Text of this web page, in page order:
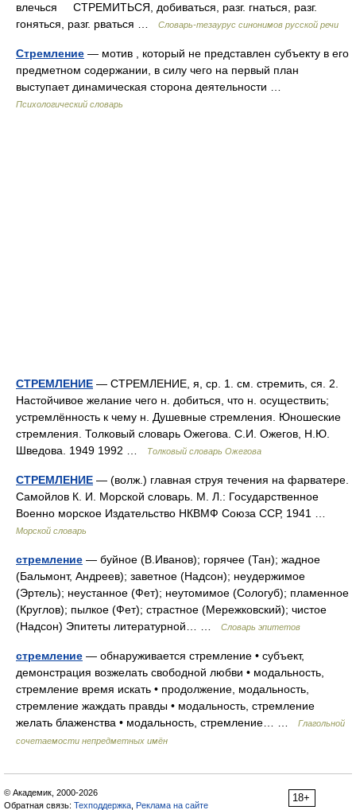
влечься СТРЕМИТЬСЯ, добиваться, разг. гнаться, разг.
гоняться, разг. рваться …
Словарь-тезаурус синонимов русской речи
Стремление — мотив , который не представлен субъекту в его
предметном содержании, в силу чего на первый план
выступает динамическая сторона деятельности …
Психологический словарь
СТРЕМЛЕНИЕ — СТРЕМЛЕНИЕ, я, ср. 1. см. стремить, ся. 2.
Настойчивое желание чего н. добиться, что н. осуществить;
устремлённость к чему н. Душевные стремления. Юношеские
стремления. Толковый словарь Ожегова. С.И. Ожегов, Н.Ю.
Шведова. 1949 1992 …
Толковый словарь Ожегова
СТРЕМЛЕНИЕ — (волж.) главная струя течения на фарватере.
Самойлов К. И. Морской словарь. М. Л.: Государственное
Военно морское Издательство НКВМФ Союза ССР, 1941 …
Морской словарь
стремление — буйное (В.Иванов); горячее (Тан); жадное
(Бальмонт, Андреев); заветное (Надсон); неудержимое
(Эртель); неустанное (Фет); неутомимое (Сологуб); пламенное
(Круглов); пылкое (Фет); страстное (Мережковский); чистое
(Надсон) Эпитеты литературной… …
Словарь эпитетов
стремление — обнаруживается стремление • субъект,
демонстрация возжелать свободной любви • модальность,
стремление время искать • продолжение, модальность,
стремление жаждать правды • модальность, стремление
желать блаженства • модальность, стремление… …
Глагольной
сочетаемости непредметных имён
18+
© Академик, 2000-2026
Обратная связь: Техподдержка Реклама на сайте